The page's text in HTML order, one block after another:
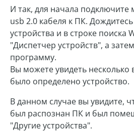
И так, для начала
usb 2.0 кабеля к ПК.
устройства и в строке поиска
"Диспетчер устройств", а
программу.
Вы можете увидеть несколько
было определено устройство.
В данном случае вы увидите,
был распознан ПК и был
"Другие устройства".